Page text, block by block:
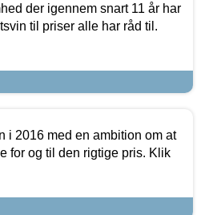
der igennem snart 11 år har
til priser alle har råd til.
i 2016 med en ambition om at
for og til den rigtige pris. Klik